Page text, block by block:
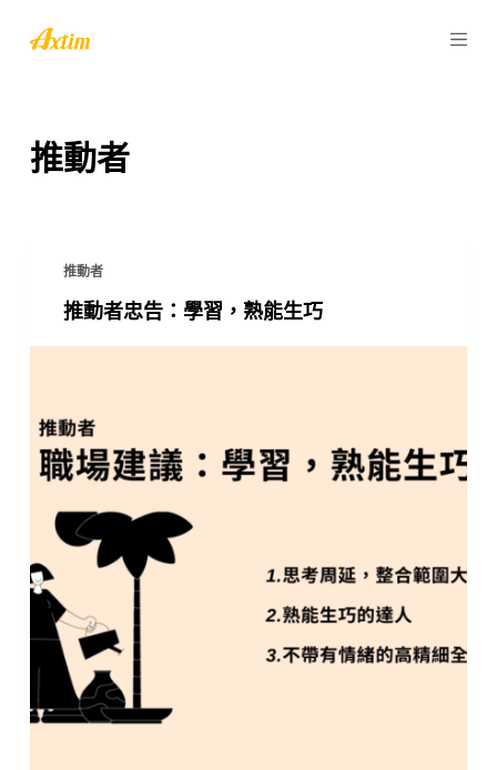
至
內
容
推動者
推動者
推動者忠告：學習，熟能生巧